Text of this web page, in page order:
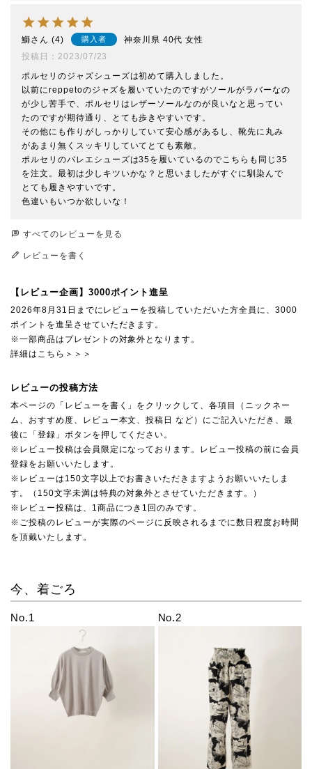
鰤 4 購入者 神奈川県 40代 女性
投稿日
2023/07/23
ポルセリのジャズシューズは初めて購入しました。
以前にreppetoのジャズを履いていたのですがソールがラバーなの
が少し苦手で、ポルセリはレザーソールなのが良いなと思ってい
たのですが期待通り、とても歩きやすいです。
その他にも作りがしっかりしていて安心感があるし、靴先に丸み
があまり無くスッキリしていてとても素敵。
ポルセリのバレエシューズは35を履いているのでこちらも同じ35
を注文。最初は少しキツいかな？と思いましたがすぐに馴染んで
とても履きやすいです。
色違いもいつか欲しいな！
すべてのレビューを見る
レビューを書く
【レビュー企画】3000ポイント進呈
2026年8月31日までにレビューを投稿していただいた方全員に、3000
ポイントを進呈させていただきます。
※一部商品はプレゼントの対象外となります。
詳細はこちら＞＞＞
レビューの投稿方法
本ページの「レビューを書く」をクリックして、各項目（ニックネー
ム、おすすめ度、レビュー本文、投稿日 など）にご記入いただき、最
後に「登録」ボタンを押してください。
※レビュー投稿は会員限定になっております。レビュー投稿の前に会員
登録をお願いいたします。
※レビューは150文字以上でお書きいただきますようお願いいたしま
す。（150文字未満は特典の対象外とさせていただきます。）
※レビュー投稿は、1商品につき1回のみです。
※ご投稿のレビューが実際のページに反映されるまでに数日程度お時間
を頂戴いたします。
今、着ごろ
No.1 No.2